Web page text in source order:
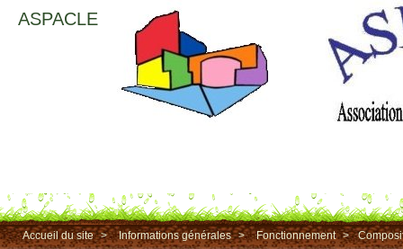
ASPACLE
Accueil du site > Informations générales > Fonctionnement >